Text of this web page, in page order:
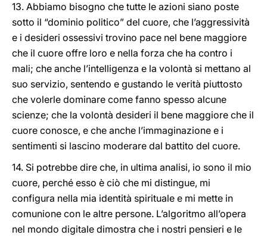
13. Abbiamo bisogno che tutte le azioni siano poste
sotto il “dominio politico” del cuore, che l’aggressività
e i desideri ossessivi trovino pace nel bene maggiore
che il cuore offre loro e nella forza che ha contro i
mali; che anche l’intelligenza e la volontà si mettano al
suo servizio, sentendo e gustando le verità piuttosto
che volerle dominare come fanno spesso alcune
scienze; che la volontà desideri il bene maggiore che il
cuore conosce, e che anche l’immaginazione e i
sentimenti si lascino moderare dal battito del cuore.
14. Si potrebbe dire che, in ultima analisi, io sono il mio
cuore, perché esso è ciò che mi distingue, mi
configura nella mia identità spirituale e mi mette in
comunione con le altre persone. L’algoritmo all’opera
nel mondo digitale dimostra che i nostri pensieri e le